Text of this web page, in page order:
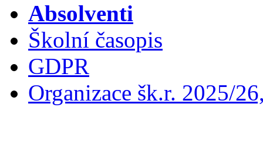
Absolventi
Školní časopis
GDPR
Organizace šk.r. 2025/